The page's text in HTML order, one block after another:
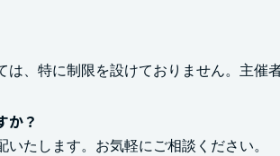
、特に制限を設けておりません。主催
か？
たします。お気軽にご相談ください。